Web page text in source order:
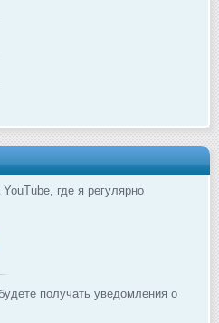
где я регулярно
получать уведомления о